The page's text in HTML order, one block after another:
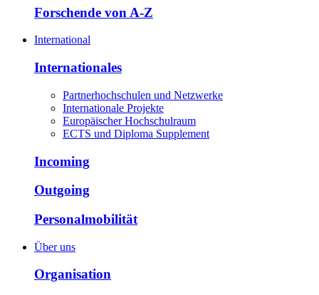
Forschende von A-Z
International
Internationales
Partnerhochschulen und Netzwerke
Internationale Projekte
Europäischer Hochschulraum
ECTS und Diploma Supplement
Incoming
Outgoing
Personalmobilität
Über uns
Organisation